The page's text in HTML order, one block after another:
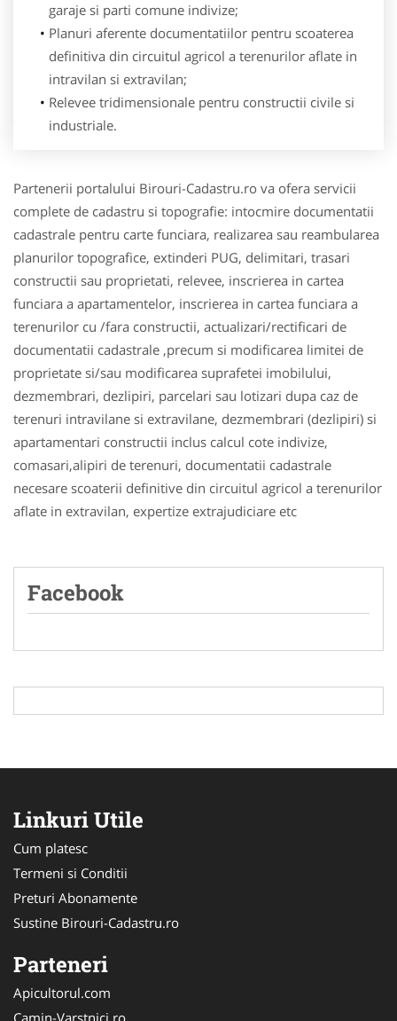
garaje si parti comune indivize;
Planuri aferente documentatiilor pentru scoaterea
definitiva din circuitul agricol a terenurilor aflate in
intravilan si extravilan;
Relevee tridimensionale pentru constructii civile si
industriale.
Partenerii portalului Birouri-Cadastru.ro va ofera servicii
complete de cadastru si topografie: intocmire documentatii
cadastrale pentru carte funciara, realizarea sau reambularea
planurilor topografice, extinderi PUG, delimitari, trasari
constructii sau proprietati, relevee, inscrierea in cartea
funciara a apartamentelor, inscrierea in cartea funciara a
terenurilor cu /fara constructii, actualizari/rectificari de
documentatii cadastrale ,precum si modificarea limitei de
proprietate si/sau modificarea suprafetei imobilului,
dezmembrari, dezlipiri, parcelari sau lotizari dupa caz de
terenuri intravilane si extravilane, dezmembrari (dezlipiri) si
apartamentari constructii inclus calcul cote indivize,
comasari,alipiri de terenuri, documentatii cadastrale
necesare scoaterii definitive din circuitul agricol a terenurilor
aflate in extravilan, expertize extrajudiciare etc
Facebook
Linkuri Utile
Cum platesc
Termeni si Conditii
Preturi Abonamente
Sustine Birouri-Cadastru.ro
Parteneri
Apicultorul.com